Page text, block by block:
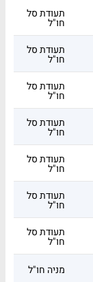
תעודת סל
חו"ל
תעודת סל
חו"ל
תעודת סל
חו"ל
תעודת סל
חו"ל
תעודת סל
חו"ל
תעודת סל
חו"ל
תעודת סל
חו"ל
מניה חו"ל